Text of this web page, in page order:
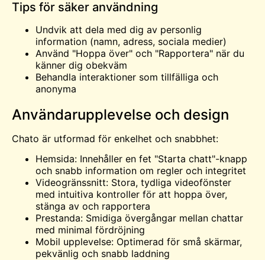
Tips för säker användning
Undvik att dela med dig av personlig
information (namn, adress, sociala medier)
Använd "Hoppa över" och "Rapportera" när du
känner dig obekväm
Behandla interaktioner som tillfälliga och
anonyma
Användarupplevelse och design
Chato är utformad för enkelhet och snabbhet:
Hemsida: Innehåller en fet "Starta chatt"-knapp
och snabb information om regler och integritet
Videogränssnitt: Stora, tydliga videofönster
med intuitiva kontroller för att hoppa över,
stänga av och rapportera
Prestanda: Smidiga övergångar mellan chattar
med minimal fördröjning
Mobil upplevelse: Optimerad för små skärmar,
pekvänlig och snabb laddning